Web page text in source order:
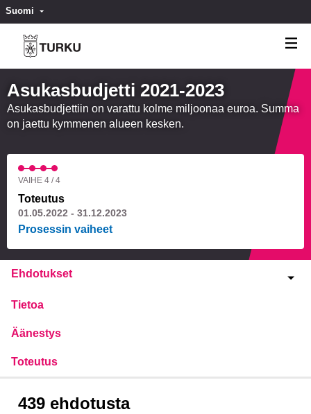
Suomi Valitse kieli
Asukasbudjetti 2021-2023
Asukasbudjettiin on varattu kolme miljoonaa euroa. Summa
on jaettu kymmenen alueen kesken.
VAIHE 4 / 4
Toteutus
01.05.2022 - 31.12.2023
Prosessin vaiheet
Ehdotukset
Tietoa
Äänestys
Toteutus
439 ehdotusta